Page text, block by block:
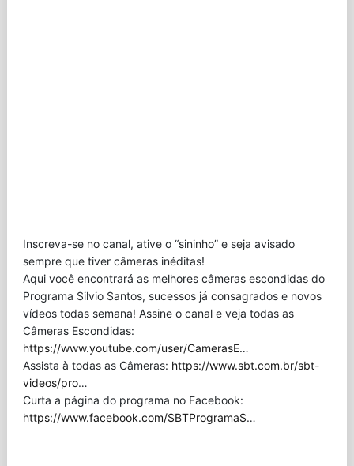
Inscreva-se no canal, ative o “sininho” e seja avisado
sempre que tiver câmeras inéditas!
Aqui você encontrará as melhores câmeras escondidas do
Programa Silvio Santos, sucessos já consagrados e novos
vídeos todas semana! Assine o canal e veja todas as
Câmeras Escondidas:
https://www.youtube.com/user/CamerasE…
Assista à todas as Câmeras: https://www.sbt.com.br/sbt-
videos/pro…
Curta a página do programa no Facebook:
https://www.facebook.com/SBTProgramaS…